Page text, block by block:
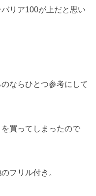
リア100が上だと思い
ならひとつ参考にして
買ってしまったので
フリル付き。